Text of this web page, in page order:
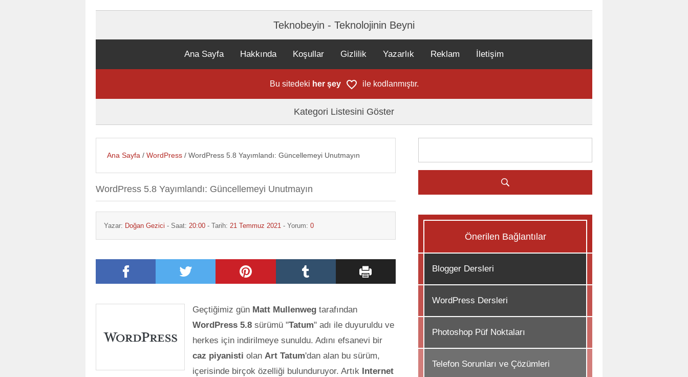
Teknobeyin - Teknolojinin Beyni
Ana Sayfa Hakkında Koşullar Gizlilik Yazarlık Reklam İletişim
Bu sitedeki her şey ile kodlanmıştır.
Kategori Listesini Göster
Ana Sayfa /WordPress / WordPress 5.8 Yayımlandı: Güncellemeyi Unutmayın
WordPress 5.8 Yayımlandı: Güncellemeyi Unutmayın
Yazar: Doğan Gezici - Saat: 20:00 - Tarih: 21 Temmuz 2021 - Yorum: 0
Geçtiğimiz gün Matt Mullenweg tarafından
WordPress 5.8 sürümü "Tatum" adı ile duyuruldu ve
herkes için indirilmeye sunuldu. Adını efsanevi bir
caz piyanisti olan Art Tatum'dan alan bu sürüm,
içerisinde birçok özelliği bulunduruyor. Artık Internet
Önerilen Bağlantılar
Blogger Dersleri
WordPress Dersleri
Photoshop Püf Noktaları
Telefon Sorunları ve Çözümleri